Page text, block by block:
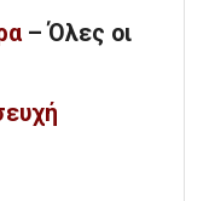
– Όλες οι